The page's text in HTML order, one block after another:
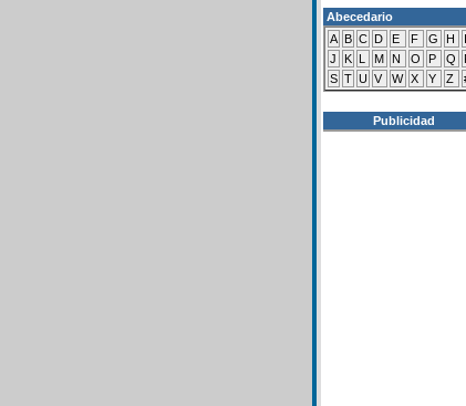
Abecedario
A B C D E F G H
I
J
K L M N O P Q
S T U V W X Y Z
Publicidad